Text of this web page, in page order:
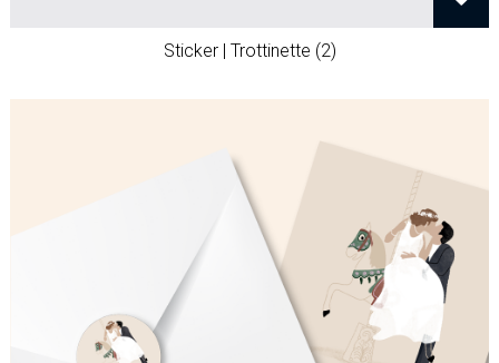
Sticker | Trottinette (2)